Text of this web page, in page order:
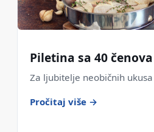
Piletina sa 40
Za ljubitelje neobičnih ukusa
Pročitaj više →